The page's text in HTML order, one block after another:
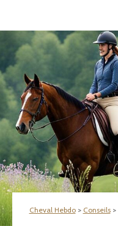
Cheval Hebdo> Conseils>